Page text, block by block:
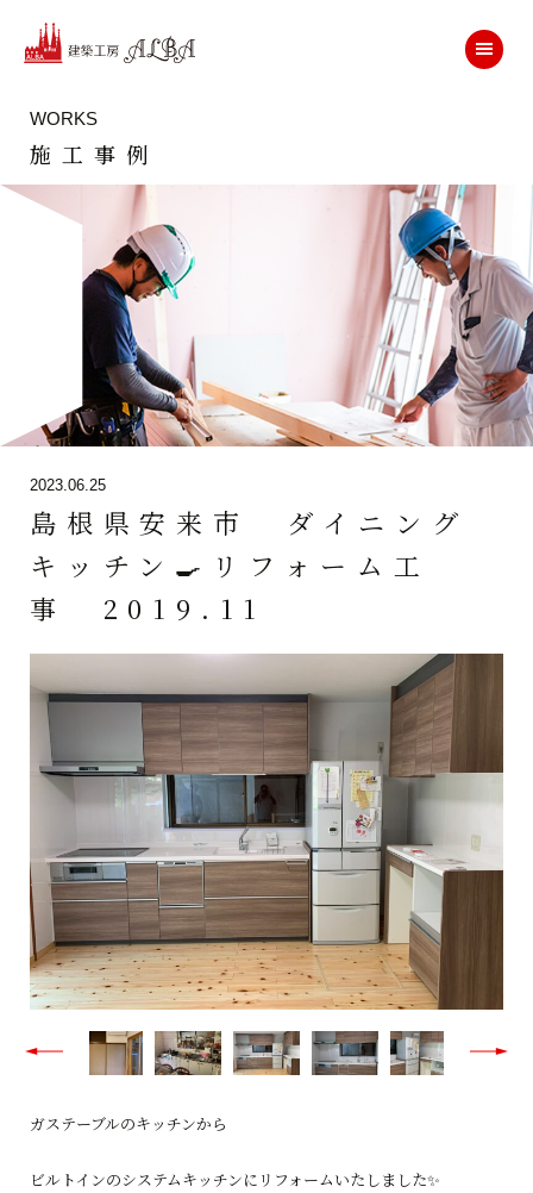
WORKS
施工事例
2023.06.25
島根県安来市 ダイニング
キッチン🍳リフォーム工
事 2019.11
ガステーブルのキッチンから
ビルトインのシステムキッチンにリフォームいたしました✨